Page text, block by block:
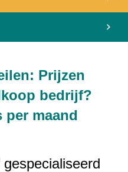
Prijzen
bedrijf?
maand